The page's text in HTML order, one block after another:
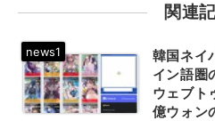
関連
韓国ネイ
イン語圏
ウェブト
億ウォン